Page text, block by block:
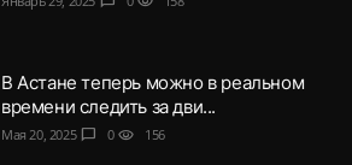
В Астане теперь можно в реальном
времени следить за дви...
Мая 20, 2025 chat_bubble 0 visibility 156